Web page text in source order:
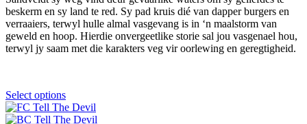
the
product
page
beskerm en sy land te red. Sy pad kruis dié van dapper burgers en
verraaiers, terwyl hulle almal vasgevang is in ‘n maalstorm van
geweld en hoop. Hierdie onvergeetlike storie sal jou vasgenael hou,
terwyl jy saam met die karakters veg vir oorlewing en geregtigheid.
Select optionsThis
product
has